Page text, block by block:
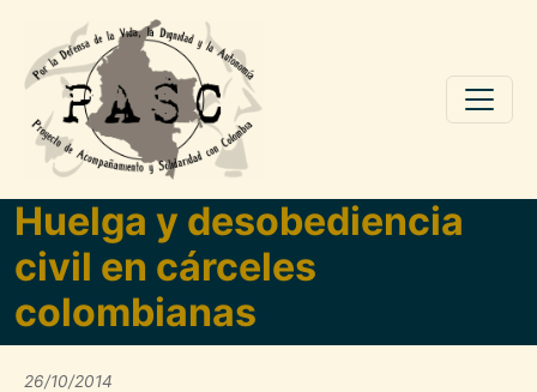
Pasar al contenido principal
Huelga y desobediencia
civil en cárceles
colombianas
26/10/2014